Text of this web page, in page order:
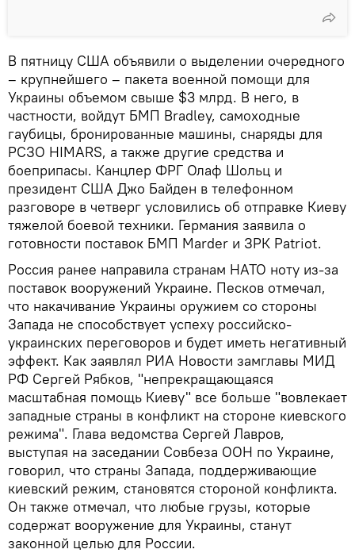
В пятницу США объявили о выделении очередного
– крупнейшего – пакета военной помощи для
Украины объемом свыше $3 млрд. В него, в
частности, войдут БМП Bradley, самоходные
гаубицы, бронированные машины, снаряды для
РСЗО HIMARS, а также другие средства и
боеприпасы. Канцлер ФРГ Олаф Шольц и
президент США Джо Байден в телефонном
разговоре в четверг условились об отправке Киеву
тяжелой боевой техники. Германия заявила о
готовности поставок БМП Marder и ЗРК Patriot.
Россия ранее направила странам НАТО ноту из-за
поставок вооружений Украине. Песков отмечал,
что накачивание Украины оружием со стороны
Запада не способствует успеху российско-
украинских переговоров и будет иметь негативный
эффект. Как заявлял РИА Новости замглавы МИД
РФ Сергей Рябков, "непрекращающаяся
масштабная помощь Киеву" все больше "вовлекает
западные страны в конфликт на стороне киевского
режима". Глава ведомства Сергей Лавров,
выступая на заседании Совбеза ООН по Украине,
говорил, что страны Запада, поддерживающие
киевский режим, становятся стороной конфликта.
Он также отмечал, что любые грузы, которые
содержат вооружение для Украины, станут
законной целью для России.